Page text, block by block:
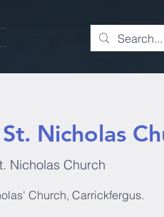
Nicholas
Nicholas Church
Church, Carrickfergus.